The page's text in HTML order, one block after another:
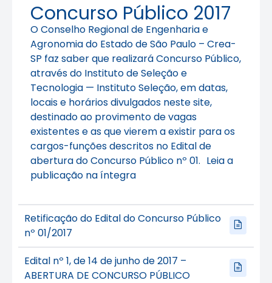
Concurso Público 2017
O Conselho Regional de Engenharia e
Agronomia do Estado de São Paulo – Crea-
SP faz saber que realizará Concurso Público,
através do Instituto de Seleção e
Tecnologia — Instituto Seleção, em datas,
locais e horários divulgados neste site,
destinado ao provimento de vagas
existentes e as que vierem a existir para os
cargos-funções descritos no Edital de
abertura do Concurso Público nº 01. Leia a
publicação na íntegra
Retificação do Edital do Concurso Público
nº 01/2017
Edital nº 1, de 14 de junho de 2017 –
ABERTURA DE CONCURSO PÚBLICO